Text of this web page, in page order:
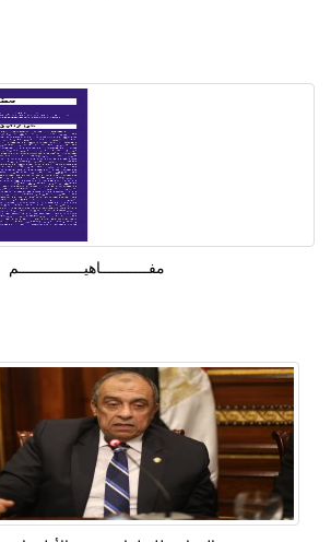
مفـــــــــــاهيـــــــــــــــم